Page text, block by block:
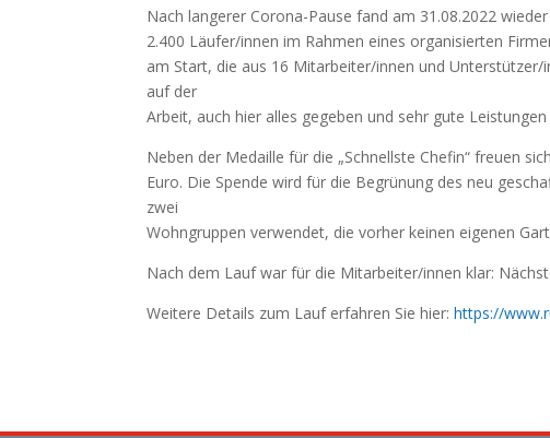
Nach langerer Corona-Pause fand am 31.08.2022
2.400 Läufer/innen im Rahmen eines organisierten
am Start, die aus 16 Mitarbeiter/innen und
auf der
Arbeit, auch hier alles gegeben und sehr gute
Neben der Medaille für die „Schnellste Chefin“ freuen
Euro. Die Spende wird für die Begrünung des neu
zwei
Wohngruppen verwendet, die vorher keinen eigenen
Nach dem Lauf war für die Mitarbeiter/innen klar:
Weitere Details zum Lauf erfahren Sie hier:https://